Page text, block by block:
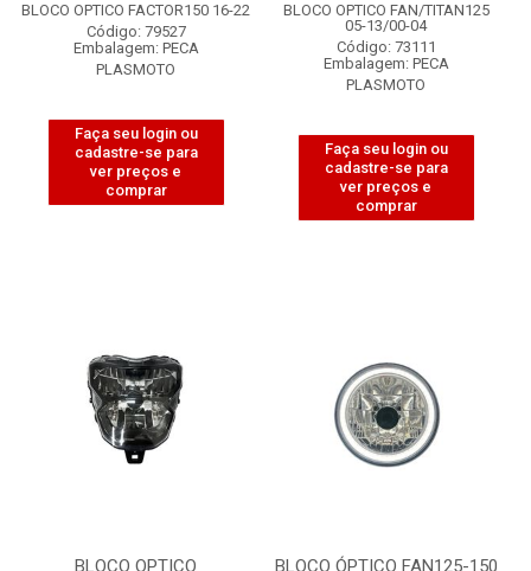
BLOCO OPTICO FACTOR150 16-22
Código: 79527
Embalagem: PECA
PLASMOTO
Faça seu login ou
cadastre-se para
ver preços e
comprar
BLOCO OPTICO FAN/TITAN125
05-13/00-04
Código: 73111
Embalagem: PECA
PLASMOTO
Faça seu login ou
cadastre-se para
ver preços e
comprar
BLOCO OPTICO
BLOCO ÓPTICO FAN125-150